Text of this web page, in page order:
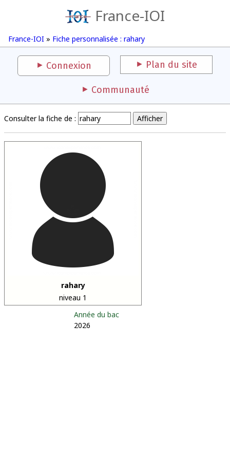
France-IOI
France-IOI » Fiche personnalisée : rahary
Connexion Plan du site
Communauté
Consulter la fiche de :
rahary
niveau 1
Année du bac
2026